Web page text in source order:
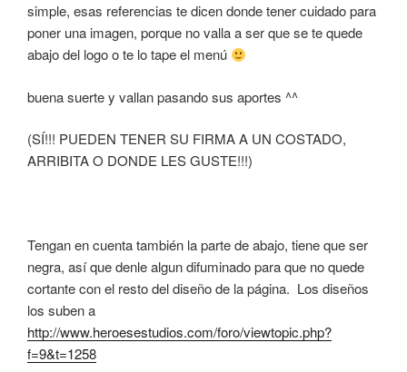
simple, esas referencias te dicen donde tener cuidado para
poner una imagen, porque no valla a ser que se te quede
abajo del logo o te lo tape el menú
buena suerte y vallan pasando sus aportes ^^
(SÍ!!! PUEDEN TENER SU FIRMA A UN COSTADO,
ARRIBITA O DONDE LES GUSTE!!!)
Tengan en cuenta también la parte de abajo, tiene que ser
negra, así que denle algun difuminado para que no quede
cortante con el resto del diseño de la página. Los diseños
los suben a
http://www.heroesestudios.com/foro/viewtopic.php?
f=9&t=1258